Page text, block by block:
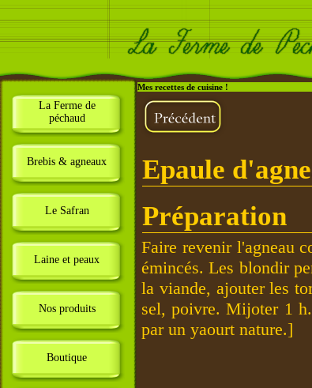
La Ferme de
péchaud
Brebis & agneaux
Le Safran
Laine et peaux
Nos produits
Boutique
Mes recettes de cuisine !
Epaule
Préparation
Faire revenir l'agneau
émincés. Les blondir
la viande, ajouter les
sel, poivre. Mijoter 1
par un yaourt nature.]